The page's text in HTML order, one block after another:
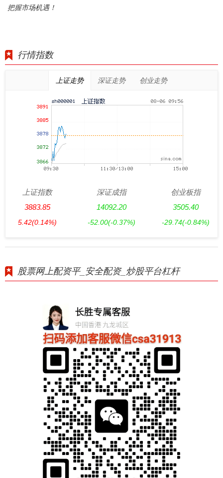
把握市场机遇！
行情指数
上证走势 深证走势 创业走势
上证指数
3883.85
5.42(0.14%)
深证成指
14092.20
-52.00(-0.37%)
创业板指
3505.40
-29.74(-0.84%)
股票网上配资平_安全配资_炒股平台杠杆